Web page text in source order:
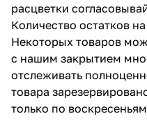
расцветки
Количество остатков
Некоторых товаров
с нашим закрытием
отслеживать
товара
только по